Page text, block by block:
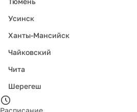
Усинск
Ханты-Мансийск
Чайковский
Чита
Шерегеш
Расписание